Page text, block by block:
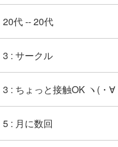
20代 -- 20代
3 : サークル
3 : ちょっと接触OK ヽ(・∀
5 : 月に数回